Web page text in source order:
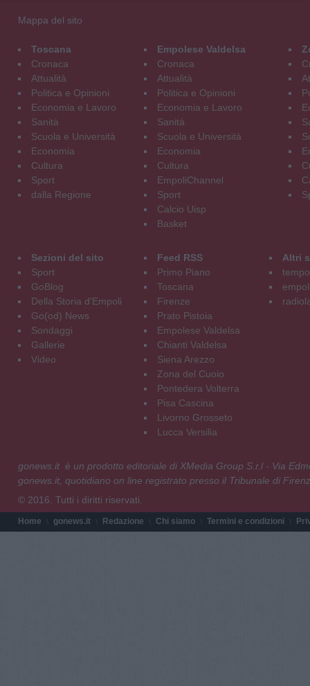
Mappa del sito
Toscana
Cronaca
Attualità
Politica e Opinioni
Economia e Lavoro
Sanità
Scuola e Università
Economia
Cultura
Sport
dalla Regione
Empolese Valdelsa
Cronaca
Attualità
Politica e Opinioni
Economia e Lavoro
Sanità
Scuola e Università
Economia
Cultura
EmpoliChannel
Sport
Calcio Uisp
Basket
Sezioni del sito
Sport
GoBlog
Della Storia d'Empoli
Go(od) News
Sondaggi
Gallerie
Video
Feed RSS
Primo Piano
Toscana
Firenze
Prato Pistoia
Empolese Valdelsa
Chianti Valdelsa
Siena Arezzo
Zona del Cuoio
Pontedera Volterra
Pisa Cascina
Livorno Grosseto
Lucca Versilia
Altri
gonews.it è un prodotto editoriale di XMedia Group S.r.l - Via
gonews.it, quotidiano on line registrato presso il Tribunale di
© 2016. Tutti i diritti riservati.
Home gonews.it Redazione Chi siamo Termini e condizioni